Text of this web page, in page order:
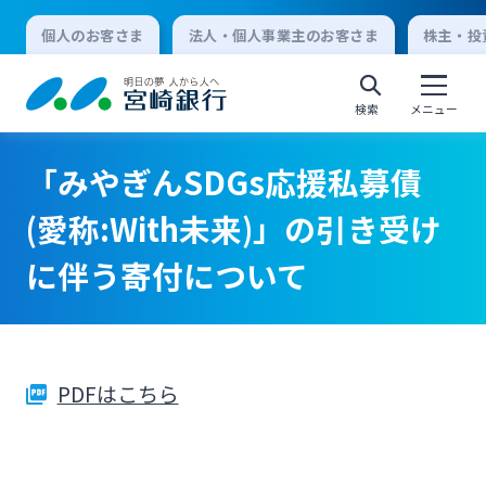
個人のお客さま 法人・個人事業主のお客さま 株主・
検索 メニュー
個人向けインターネットバンキング
ログオン
「みやぎんSDGs応援私募債
(愛称:With未来)」の引き受け
に伴う寄付について
PDFはこちら